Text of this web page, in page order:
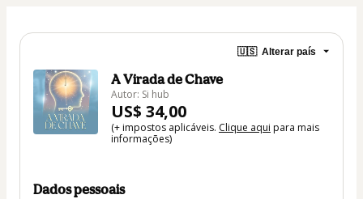
🇺🇸 Alterar país
A Virada de Chave
Autor: Si hub
US$ 34,00
(+ impostos aplicáveis. Clique aqui para mais
informações)
Dados pessoais